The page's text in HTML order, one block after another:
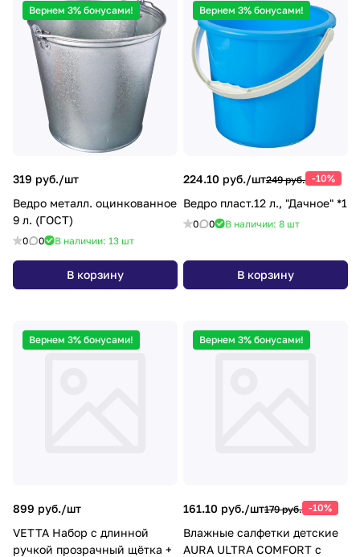
Вернем 3% бонусами!
319 руб./шт
Ведро металл. оцинкованное
9 л. (ГОСТ)
0 0 В наличии: 13 шт
В корзину
Вернем 3% бонусами!
224.10 руб./шт249 руб. -10%
Ведро пласт.12 л., "Дачное" *1
0 0 В наличии: 8 шт
В корзину
Вернем 3% бонусами!
899 руб./шт
VETTA Набор с длинной
ручкой прозрачный щётка +
Вернем 3% бонусами!
161.10 руб./шт179 руб. -10%
Влажные салфетки детские
AURA ULTRA COMFORT с